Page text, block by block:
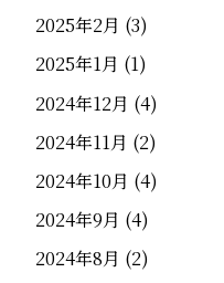
2025年2月 (3)
2025年1月 (1)
2024年12月 (4)
2024年11月 (2)
2024年10月 (4)
2024年9月 (4)
2024年8月 (2)